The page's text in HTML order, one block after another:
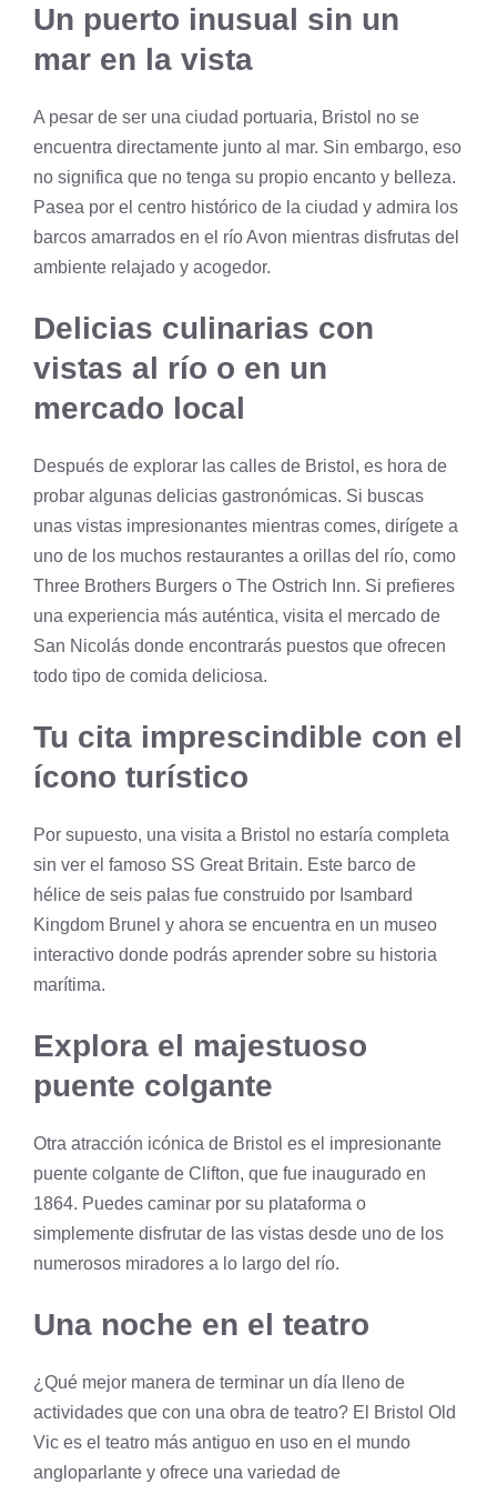
Un puerto inusual sin un
mar en la vista
A pesar de ser una ciudad portuaria, Bristol no se
encuentra directamente junto al mar. Sin embargo, eso
no significa que no tenga su propio encanto y belleza.
Pasea por el centro histórico de la ciudad y admira los
barcos amarrados en el río Avon mientras disfrutas del
ambiente relajado y acogedor.
Delicias culinarias con
vistas al río o en un
mercado local
Después de explorar las calles de Bristol, es hora de
probar algunas delicias gastronómicas. Si buscas
unas vistas impresionantes mientras comes, dirígete a
uno de los muchos restaurantes a orillas del río, como
Three Brothers Burgers o The Ostrich Inn. Si prefieres
una experiencia más auténtica, visita el mercado de
San Nicolás donde encontrarás puestos que ofrecen
todo tipo de comida deliciosa.
Tu cita imprescindible con el
ícono turístico
Por supuesto, una visita a Bristol no estaría completa
sin ver el famoso SS Great Britain. Este barco de
hélice de seis palas fue construido por Isambard
Kingdom Brunel y ahora se encuentra en un museo
interactivo donde podrás aprender sobre su historia
marítima.
Explora el majestuoso
puente colgante
Otra atracción icónica de Bristol es el impresionante
puente colgante de Clifton, que fue inaugurado en
1864. Puedes caminar por su plataforma o
simplemente disfrutar de las vistas desde uno de los
numerosos miradores a lo largo del río.
Una noche en el teatro
¿Qué mejor manera de terminar un día lleno de
actividades que con una obra de teatro? El Bristol Old
Vic es el teatro más antiguo en uso en el mundo
angloparlante y ofrece una variedad de